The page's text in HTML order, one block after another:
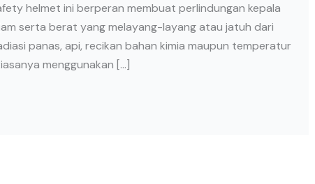
helmet ini berperan membuat perlindungan kepala
serta berat yang melayang-layang atau jatuh dari
panas, api, recikan bahan kimia maupun temperatur
menggunakan […]